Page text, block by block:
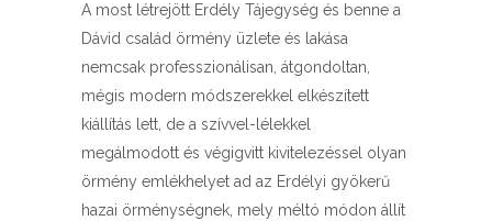
A most létrejött Erdély Tájegység és benne a
Dávid család örmény üzlete és lakása
nemcsak professzionálisan, átgondoltan,
mégis modern módszerekkel elkészített
kiállítás lett, de a szívvel-lélekkel
megálmodott és végigvitt kivitelezéssel olyan
örmény emlékhelyet ad az Erdélyi gyökerű
hazai örménységnek, mely méltó módon állít